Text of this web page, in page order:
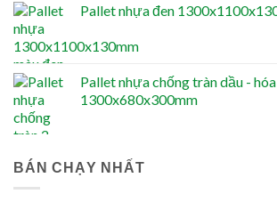
Pallet nhựa đen
Pallet nhựa chống tràn dầu -
1300x680x300mm
BÁN CHẠY NHẤT